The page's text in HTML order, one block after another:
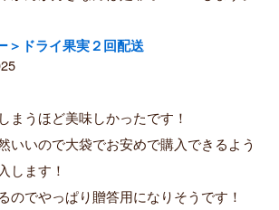
＞ドライ果実２回配送
まうほど美味しかったです！
いいので大袋でお安めで購入できるよう
します！
のでやっぱり贈答用になりそうです！